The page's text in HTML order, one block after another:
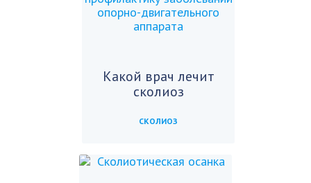
Какой врач лечит
сколиоз
СКОЛИОЗ